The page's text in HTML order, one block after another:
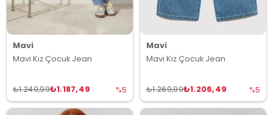
Mavi
Mavi Kız Çocuk Jean
₺1.187,49
₺1.249,99 %5
Mavi
Mavi Kız Çocuk Jean
₺1.206,49
₺1.269,99 %5